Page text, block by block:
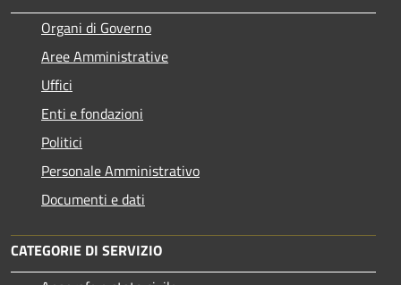
Organi di Governo
Aree Amministrative
Uffici
Enti e fondazioni
Politici
Personale Amministrativo
Documenti e dati
CATEGORIE DI SERVIZIO